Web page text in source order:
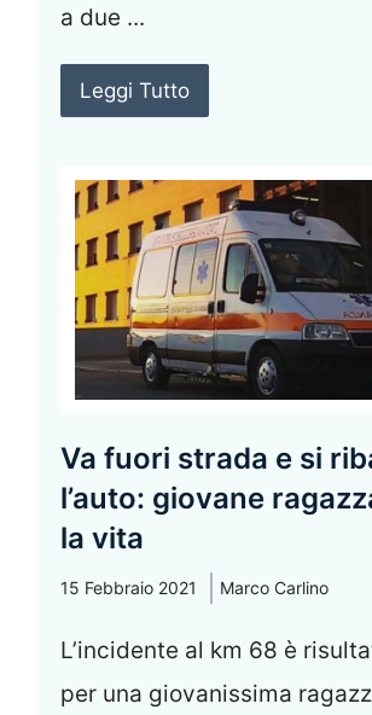
a due ...
Leggi Tutto
Va fuori strada e si
l’auto: giovane
la vita
15 Febbraio 2021 Marco Carlino
L’incidente al km 68 è
per una giovanissima